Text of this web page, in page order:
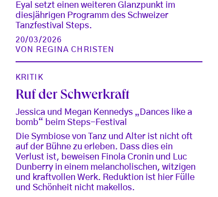
Eyal setzt einen weiteren Glanzpunkt im
diesjährigen Programm des Schweizer
Tanzfestival Steps.
20/03/2026
VON
REGINA CHRISTEN
KRITIK
Ruf der Schwerkraft
Jessica und Megan Kennedys „Dances like a
bomb“ beim Steps-Festival
Die Symbiose von Tanz und Alter ist nicht oft
auf der Bühne zu erleben. Dass dies ein
Verlust ist, beweisen Finola Cronin und Luc
Dunberry in einem melancholischen, witzigen
und kraftvollen Werk. Reduktion ist hier Fülle
und Schönheit nicht makellos.